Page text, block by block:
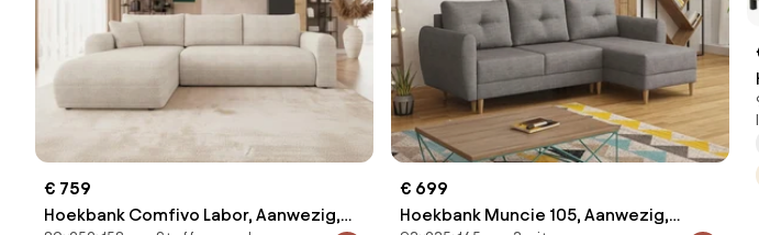
€ 759
Hoekbank Comfivo Labor, Aanwezig,
€ 699
Hoekbank Muncie 105, Aanwezig,